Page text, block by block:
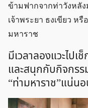
ข้ามฟากจากท่าวังหลั
เจ้าพระยา ธงเขียว ห
มหาราช
มีเวลาลองแวะไปเ
และสนุกกับกิจกรร
“ท่ามหาราช”แน่น